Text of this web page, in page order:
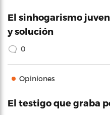
El sinhogarismo
y solución
0
Opiniones
El testigo que graba